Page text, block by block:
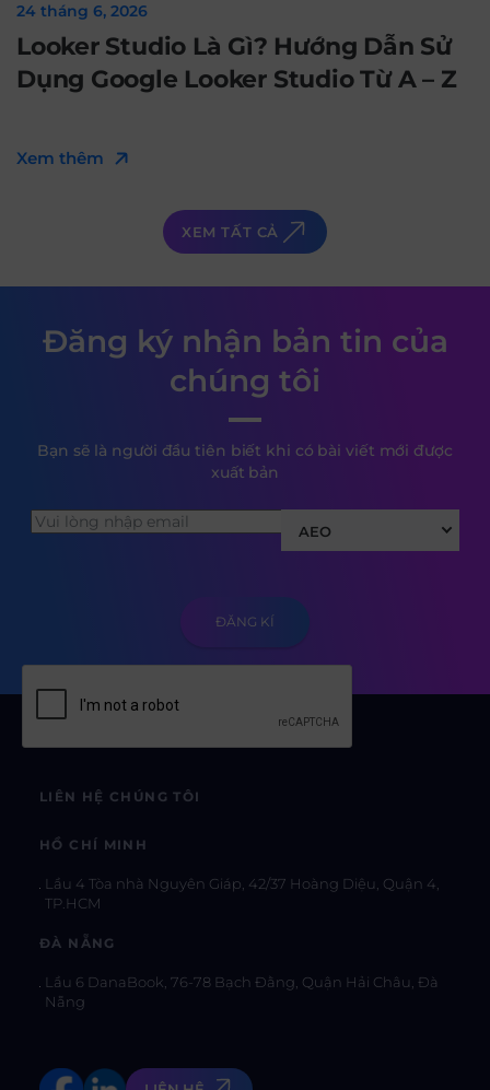
24 tháng 6, 2026
Looker Studio Là Gì? Hướng Dẫn Sử
Dụng Google Looker Studio Từ A – Z
Xem thêm
XEM TẤT CẢ
Đăng ký nhận bản tin của
chúng tôi
Bạn sẽ là người đầu tiên biết khi có bài viết mới được
xuất bản
AEO
LIÊN HỆ CHÚNG TÔI
HỒ CHÍ MINH
Lầu 4 Tòa nhà Nguyên Giáp, 42/37 Hoàng Diệu, Quận 4,
TP.HCM
ĐÀ NẴNG
Lầu 6 DanaBook, 76-78 Bạch Đằng, Quận Hải Châu, Đà
Nẵng